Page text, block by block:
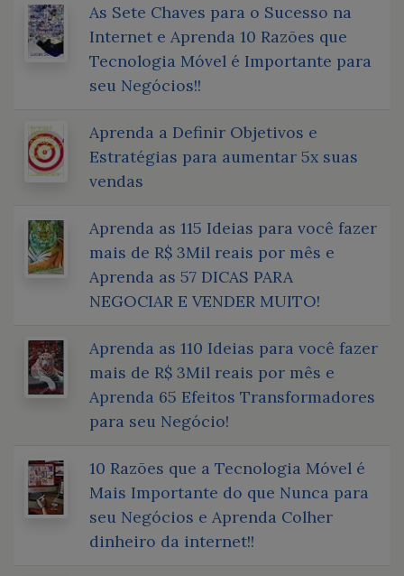
As Sete Chaves para o Sucesso na
Internet e Aprenda 10 Razões que
Tecnologia Móvel é Importante para
seu Negócios!!
Aprenda a Definir Objetivos e
Estratégias para aumentar 5x suas
vendas
Aprenda as 115 Ideias para você fazer
mais de R$ 3Mil reais por mês e
Aprenda as 57 DICAS PARA
NEGOCIAR E VENDER MUITO!
Aprenda as 110 Ideias para você fazer
mais de R$ 3Mil reais por mês e
Aprenda 65 Efeitos Transformadores
para seu Negócio!
10 Razões que a Tecnologia Móvel é
Mais Importante do que Nunca para
seu Negócios e Aprenda Colher
dinheiro da internet!!